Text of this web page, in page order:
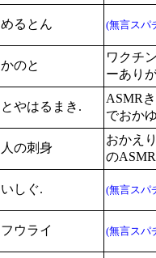
めるとん (無言スパ
かのと
ワクチ
ーあり
とやはるまき.
ASMR
でおか
人の刺身
おかえ
の
いしぐ. (無言スパ
フウライ (無言スパ